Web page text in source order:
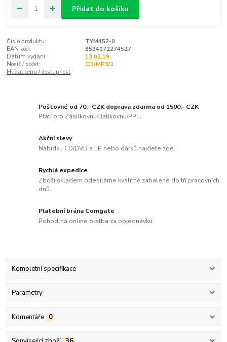
Přidat do košíku
Číslo produktu:
TYM452-0
EAN kód:
8594072274527
Datum vydání:
13.02.19
Nosič / počet:
CD/MP3/1
Hlídat cenu / dostupnost
Poštovné od 70,- CZK doprava zdarma od 1500,- CZK
Platí pro Zásilkovnu/Balíkovnu/PPL.
Akční slevy
Nabídku CD/DVD a LP nebo dárků najdete zde..
Rychlá expedice
Zboží skladem odesíláme kvalitně zabalené do tří pracovních
dnů..
Platební brána Comgate
Pohodlná online platba za objednávku.
Kompletní specifikace
Parametry
Komentáře 0